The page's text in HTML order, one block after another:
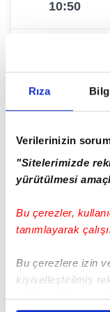
Rıza
Verilerinizin
"Sitelerimizde
yürütülmesi
Bu çerezler,
tanımlayarak
Bu çerezlere izin
kişiselleştirilmiş
sizlere daha iyi
10:50
12:10
12:50
13:30
14:10
14:50